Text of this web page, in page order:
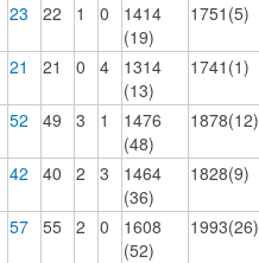
23 22 1 0
1414
(19)
1751(5)
21 21 0 4
1314
(13)
1741(1)
52 49 3 1
1476
(48)
1878(12)
42 40 2 3
1464
(36)
1828(9)
57 55 2 0
1608
(52)
1993(26)